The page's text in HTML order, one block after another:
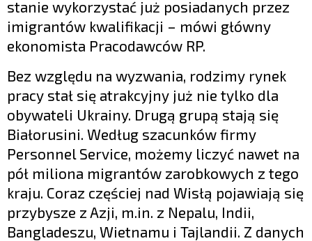
stanie wykorzystać już posiadanych przez
imigrantów kwalifikacji – mówi główny
ekonomista Pracodawców RP.
Bez względu na wyzwania, rodzimy rynek
pracy stał się atrakcyjny już nie tylko dla
obywateli Ukrainy. Drugą grupą stają się
Białorusini. Według szacunków firmy
Personnel Service, możemy liczyć nawet na
pół miliona migrantów zarobkowych z tego
kraju. Coraz częściej nad Wisłą pojawiają się
przybysze z Azji, m.in. z Nepalu, Indii,
Bangladeszu, Wietnamu i Tajlandii. Z danych